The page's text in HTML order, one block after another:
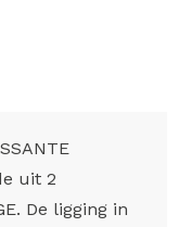
uit 2
De ligging in